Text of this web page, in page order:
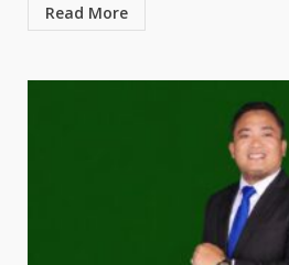
Read More